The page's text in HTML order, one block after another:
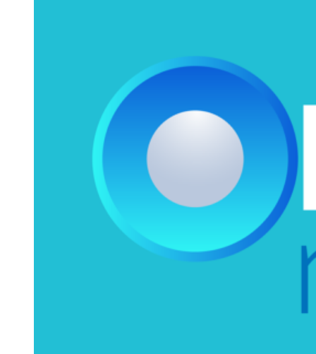
รายหัวเพียง 2,618 บาท เสนอทบทวนจัดสรรงบให้สอดคล้องภาระ